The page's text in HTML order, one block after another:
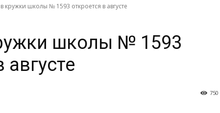
кружки школы № 1593 откроется в августе
школы № 1593
августе
750